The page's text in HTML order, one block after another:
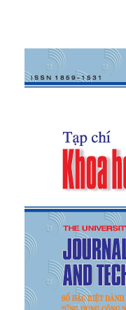
Power
Conference
[4]X. Fang, S.
Grid — The
Survey”, IEEE
pp. 944–980,
N.
distributed
Mag., no.
R. H.
Engineering
Proceedings
308.
[7]N. Van Tan,
and L. K.
Hierarchical
2018 4th
Technology
2018, pp.